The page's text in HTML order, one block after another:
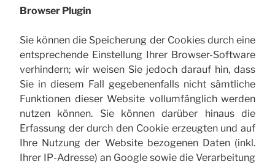
Browser Plugin
Sie können die Speicherung der Cookies durch eine
entsprechende Einstellung Ihrer Browser-Software
verhindern; wir weisen Sie jedoch darauf hin, dass
Sie in diesem Fall gegebenenfalls nicht sämtliche
Funktionen dieser Website vollumfänglich werden
nutzen können. Sie können darüber hinaus die
Erfassung der durch den Cookie erzeugten und auf
Ihre Nutzung der Website bezogenen Daten (inkl.
Ihrer IP-Adresse) an Google sowie die Verarbeitung